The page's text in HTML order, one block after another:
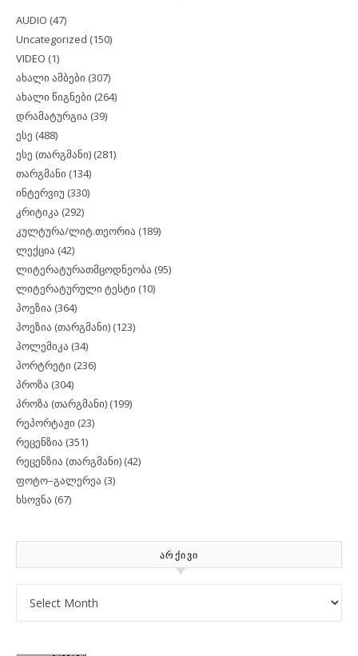
AUDIO (47)
Uncategorized (150)
VIDEO (1)
ახალი ამბები (307)
ახალი წიგნები (264)
დრამატურგია (39)
ესე (488)
ესე (თარგმანი) (281)
თარგმანი (134)
ინტერვიუ (330)
კრიტიკა (292)
კულტურა/ლიტ.თეორია (189)
ლექცია (42)
ლიტერატურათმცოდნეობა (95)
ლიტერატურული ტესტი (10)
პოეზია (364)
პოეზია (თარგმანი) (123)
პოლემიკა (34)
პორტრეტი (236)
პროზა (304)
პროზა (თარგმანი) (199)
რეპორტაჟი (23)
რეცენზია (351)
რეცენზია (თარგმანი) (42)
ფოტო–გალერეა (3)
ხსოვნა (67)
ᲐᲠᲥᲘᲕᲘ